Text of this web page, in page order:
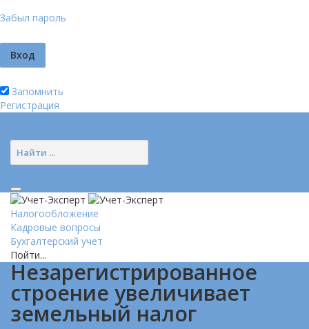
Забыл пароль
Запомнить
Регистрация
Налогообложение
Кадровые вопросы
Бухгалтерский учет
Пойти...
Незарегистрированное
строение увеличивает
земельный налог